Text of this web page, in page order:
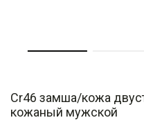
Cr46 замша/кожа
кожаный мужской